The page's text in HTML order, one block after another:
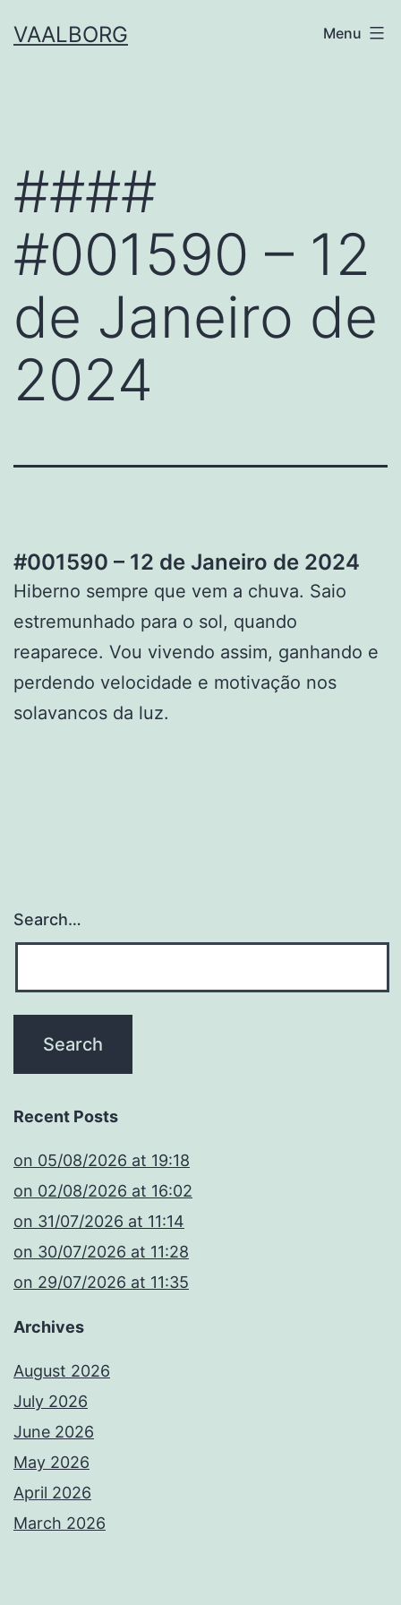
toVAALBORG Menu
####
#001590 – 12
de Janeiro de
2024
#001590 – 12 de Janeiro de 2024
Hiberno sempre que vem a chuva. Saio
estremunhado para o sol, quando
reaparece. Vou vivendo assim, ganhando e
perdendo velocidade e motivação nos
solavancos da luz.
Search…
Recent Posts
​on 05/08/2026 at 19:18
​on 02/08/2026 at 16:02
​on 31/07/2026 at 11:14
​on 30/07/2026 at 11:28
​on 29/07/2026 at 11:35
Archives
August 2026
July 2026
June 2026
May 2026
April 2026
March 2026